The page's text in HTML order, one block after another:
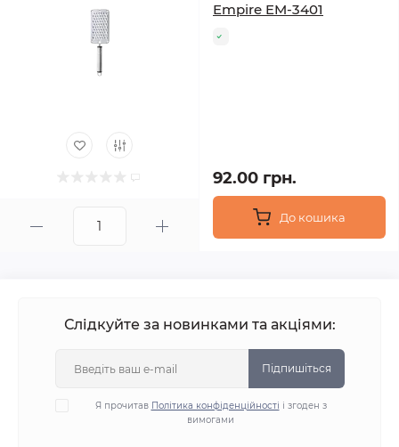
Empire EM-3401
92.00 грн.
До кошика
Слідкуйте за новинками та акціями:
Підпишіться
Я прочитав Політика конфіденційності і згоден з
вимогами